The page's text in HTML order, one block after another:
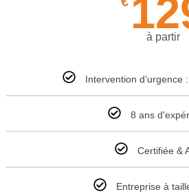
à partir
Intervention d’urgence
8 ans
Certifiée &
Entreprise à